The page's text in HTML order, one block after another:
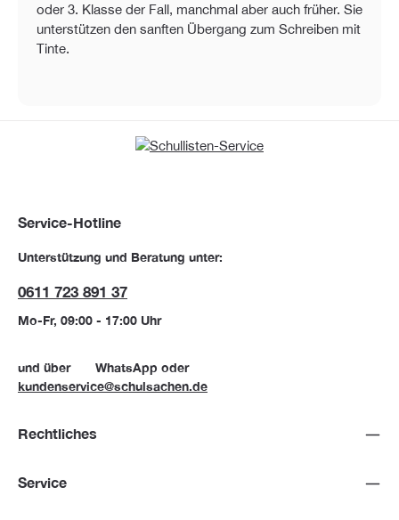
oder 3. Klasse der Fall, manchmal aber auch früher. Sie
unterstützen den sanften Übergang zum Schreiben mit
Tinte.
Service-Hotline
Unterstützung und Beratung unter:
0611 723 891 37
Mo-Fr, 09:00 - 17:00 Uhr
und über WhatsApp oder
kundenservice@schulsachen.de
Rechtliches
Service